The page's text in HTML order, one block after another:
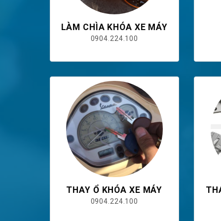
LÀM CHÌA KHÓA XE MÁY
0904.224.100
THAY Ổ KHÓA XE MÁY
0904.224.100